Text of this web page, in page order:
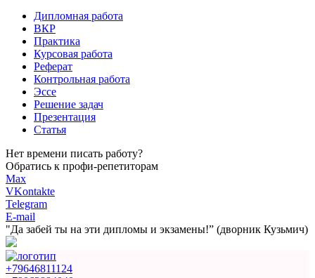
Дипломная работа
ВКР
Практика
Курсовая работа
Реферат
Контрольная работа
Эссе
Решение задач
Презентация
Статья
Нет времени писать работу?
Обратись к профи-репетиторам
Max
VKontakte
Telegram
E-mail
"Да забей ты на эти дипломы и экзамены!” (дворник Кузьмич)
+79646811124